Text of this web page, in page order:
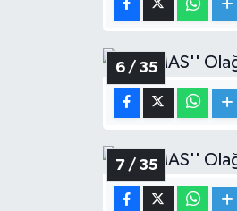
6 / 35
7 / 35